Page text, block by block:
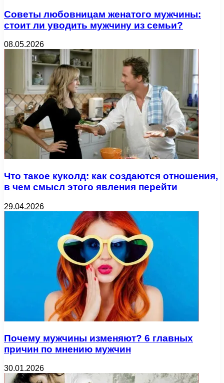
Советы любовницам женатого мужчины:
стоит ли уводить мужчину из семьи?
08.05.2026
Что такое куколд: как создаются отношения,
в чем смысл этого явления перейти
29.04.2026
Почему мужчины изменяют? 6 главных
причин по мнению мужчин
30.01.2026